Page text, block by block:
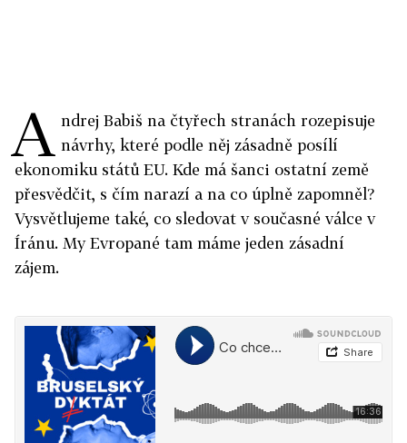
A ndrej Babiš na čtyřech stranách rozepisuje
návrhy, které podle něj zásadně posílí
ekonomiku států EU. Kde má šanci ostatní země
přesvědčit, s čím narazí a na co úplně zapomněl?
Vysvětlujeme také, co sledovat v současné válce v
Íránu. My Evropané tam máme jeden zásadní
zájem.